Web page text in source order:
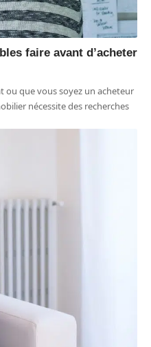
faire avant d’acheter
ou que vous soyez un acheteur
nécessite des recherches